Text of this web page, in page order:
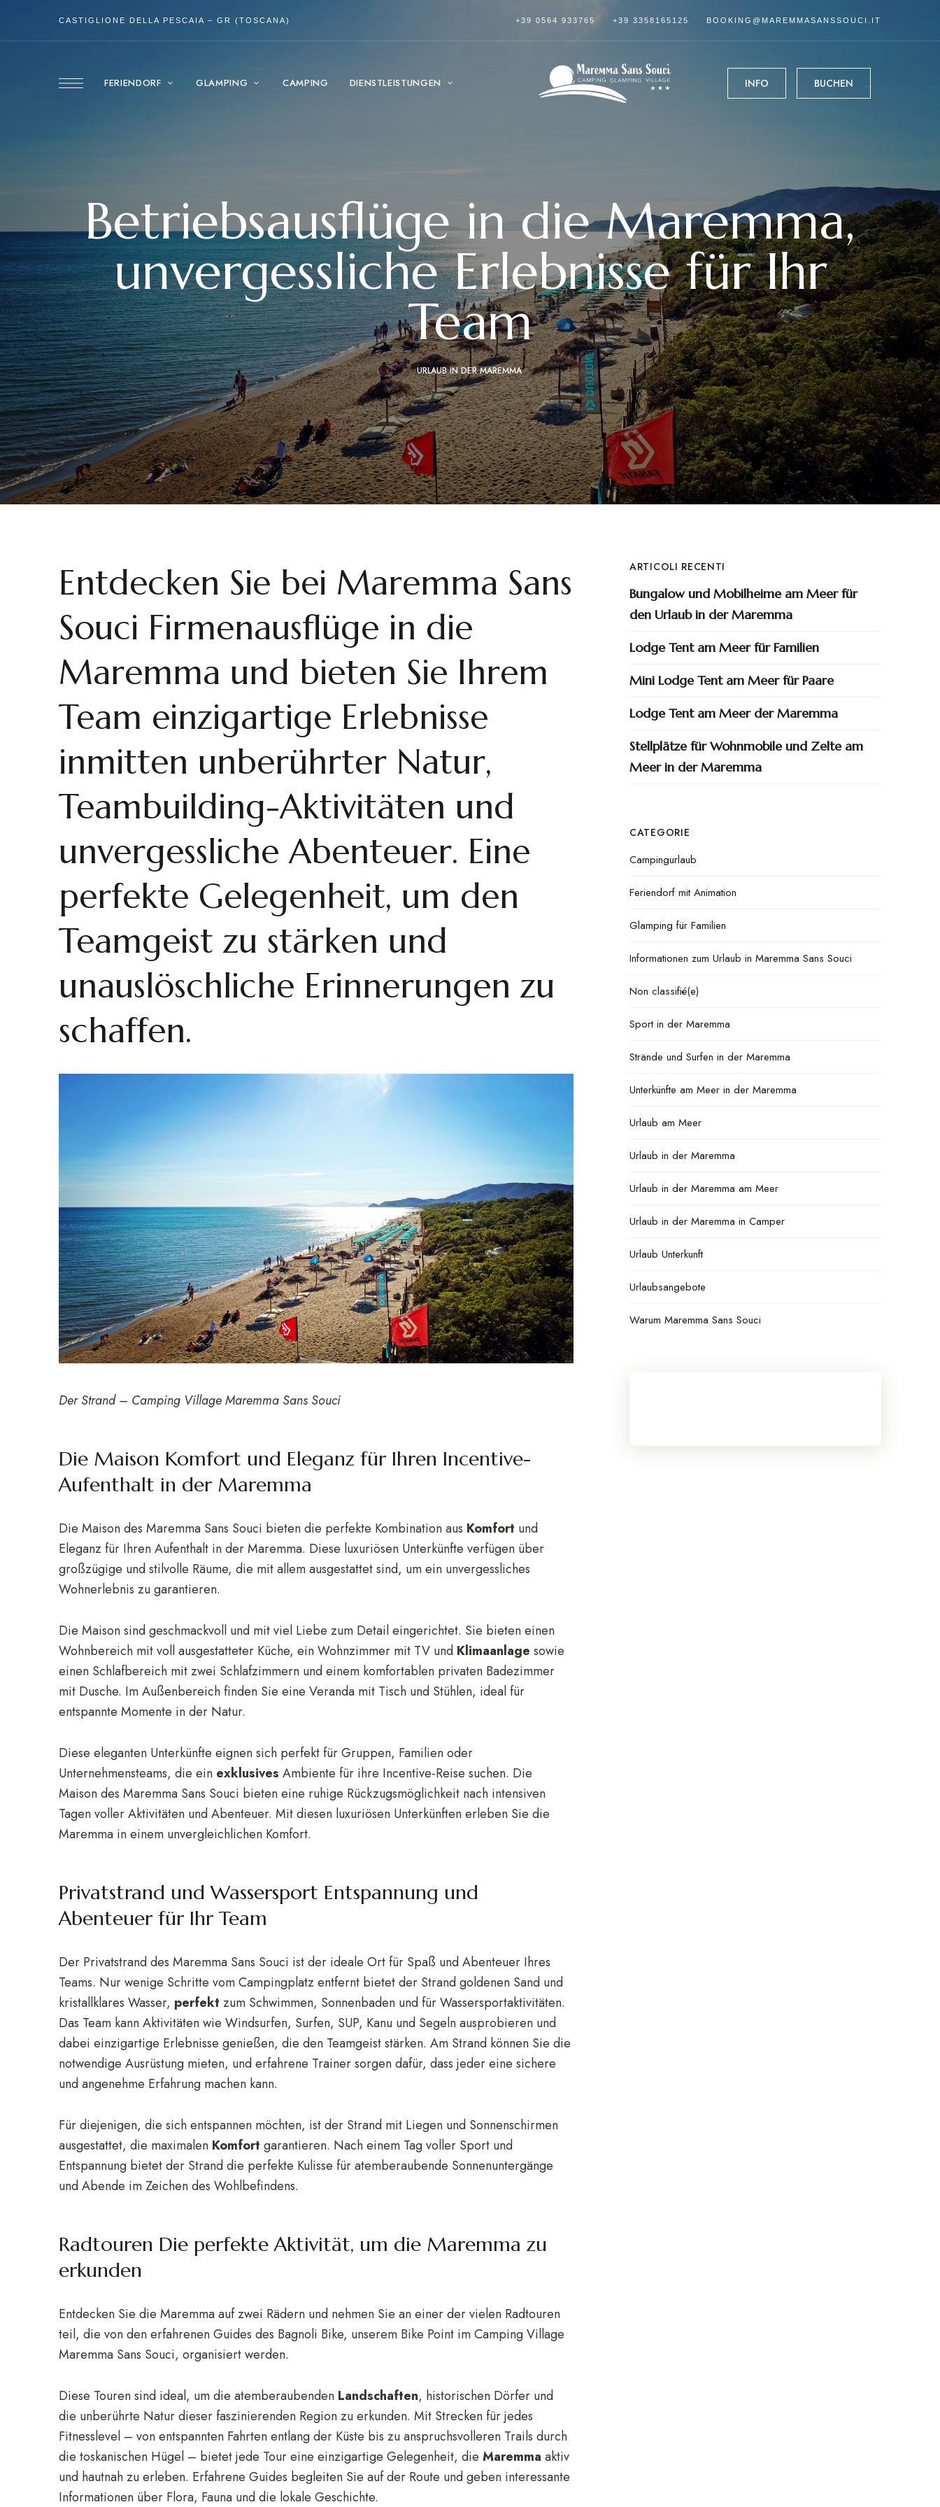
CASTIGLIONE DELLA PESCAIA – GR (TOSCANA) +39 0564 933765 +39 3358165125 BOOKING@MAREMMASANSSOUCI.IT
FERIENDORF GLAMPING CAMPING DIENSTLEISTUNGEN INFO BUCHEN
Betriebsausflüge in die Maremma,
unvergessliche Erlebnisse für Ihr
Team
URLAUB IN DER MAREMMA
Entdecken Sie bei Maremma Sans
Souci Firmenausflüge in die
Maremma und bieten Sie Ihrem
Team einzigartige Erlebnisse
inmitten unberührter Natur,
Teambuilding-Aktivitäten und
unvergessliche Abenteuer. Eine
perfekte Gelegenheit, um den
Teamgeist zu stärken und
unauslöschliche Erinnerungen zu
schaffen.
Der Strand – Camping Village Maremma Sans Souci
Die Maison Komfort und Eleganz für Ihren Incentive-
Aufenthalt in der Maremma
Die Maison des Maremma Sans Souci bieten die perfekte Kombination aus Komfort und
Eleganz für Ihren Aufenthalt in der Maremma. Diese luxuriösen Unterkünfte verfügen über
großzügige und stilvolle Räume, die mit allem ausgestattet sind, um ein unvergessliches
Wohnerlebnis zu garantieren.
Die Maison sind geschmackvoll und mit viel Liebe zum Detail eingerichtet. Sie bieten einen
Wohnbereich mit voll ausgestatteter Küche, ein Wohnzimmer mit TV und Klimaanlage sowie
einen Schlafbereich mit zwei Schlafzimmern und einem komfortablen privaten Badezimmer
mit Dusche. Im Außenbereich finden Sie eine Veranda mit Tisch und Stühlen, ideal für
entspannte Momente in der Natur.
Diese eleganten Unterkünfte eignen sich perfekt für Gruppen, Familien oder
Unternehmensteams, die ein exklusives Ambiente für ihre Incentive-Reise suchen. Die
Maison des Maremma Sans Souci bieten eine ruhige Rückzugsmöglichkeit nach intensiven
Tagen voller Aktivitäten und Abenteuer. Mit diesen luxuriösen Unterkünften erleben Sie die
Maremma in einem unvergleichlichen Komfort.
Privatstrand und Wassersport Entspannung und
Abenteuer für Ihr Team
Der Privatstrand des Maremma Sans Souci ist der ideale Ort für Spaß und Abenteuer Ihres
Teams. Nur wenige Schritte vom Campingplatz entfernt bietet der Strand goldenen Sand und
kristallklares Wasser, perfekt zum Schwimmen, Sonnenbaden und für Wassersportaktivitäten.
Das Team kann Aktivitäten wie Windsurfen, Surfen, SUP, Kanu und Segeln ausprobieren und
dabei einzigartige Erlebnisse genießen, die den Teamgeist stärken. Am Strand können Sie die
notwendige Ausrüstung mieten, und erfahrene Trainer sorgen dafür, dass jeder eine sichere
und angenehme Erfahrung machen kann.
Für diejenigen, die sich entspannen möchten, ist der Strand mit Liegen und Sonnenschirmen
ausgestattet, die maximalen Komfort garantieren. Nach einem Tag voller Sport und
Entspannung bietet der Strand die perfekte Kulisse für atemberaubende Sonnenuntergänge
und Abende im Zeichen des Wohlbefindens.
Radtouren Die perfekte Aktivität, um die Maremma zu
erkunden
Entdecken Sie die Maremma auf zwei Rädern und nehmen Sie an einer der vielen Radtouren
teil, die von den erfahrenen Guides des Bagnoli Bike, unserem Bike Point im Camping Village
Maremma Sans Souci, organisiert werden.
Diese Touren sind ideal, um die atemberaubenden Landschaften, historischen Dörfer und
die unberührte Natur dieser faszinierenden Region zu erkunden. Mit Strecken für jedes
Fitnesslevel – von entspannten Fahrten entlang der Küste bis zu anspruchsvolleren Trails durch
die toskanischen Hügel – bietet jede Tour eine einzigartige Gelegenheit, die Maremma aktiv
und hautnah zu erleben. Erfahrene Guides begleiten Sie auf der Route und geben interessante
Informationen über Flora, Fauna und die lokale Geschichte.
ARTICOLI RECENTI
Bungalow und Mobilheime am Meer für
den Urlaub in der Maremma
Lodge Tent am Meer für Familien
Mini Lodge Tent am Meer für Paare
Lodge Tent am Meer der Maremma
Stellplätze für Wohnmobile und Zelte am
Meer in der Maremma
CATEGORIE
Campingurlaub
Feriendorf mit Animation
Glamping für Familien
Informationen zum Urlaub in Maremma Sans Souci
Non classifié(e)
Sport in der Maremma
Strände und Surfen in der Maremma
Unterkünfte am Meer in der Maremma
Urlaub am Meer
Urlaub in der Maremma
Urlaub in der Maremma am Meer
Urlaub in der Maremma in Camper
Urlaub Unterkunft
Urlaubsangebote
Warum Maremma Sans Souci